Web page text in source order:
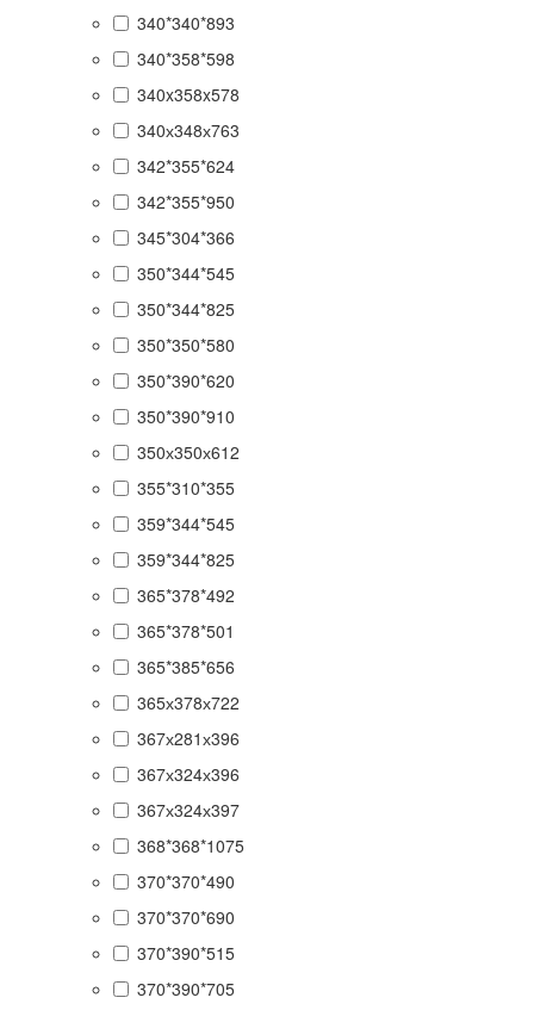
340*340*893
340*358*598
340x358x578
340х348х763
342*355*624
342*355*950
345*304*366
350*344*545
350*344*825
350*350*580
350*390*620
350*390*910
350х350х612
355*310*355
359*344*545
359*344*825
365*378*492
365*378*501
365*385*656
365х378х722
367х281х396
367х324х396
367х324х397
368*368*1075
370*370*490
370*370*690
370*390*515
370*390*705